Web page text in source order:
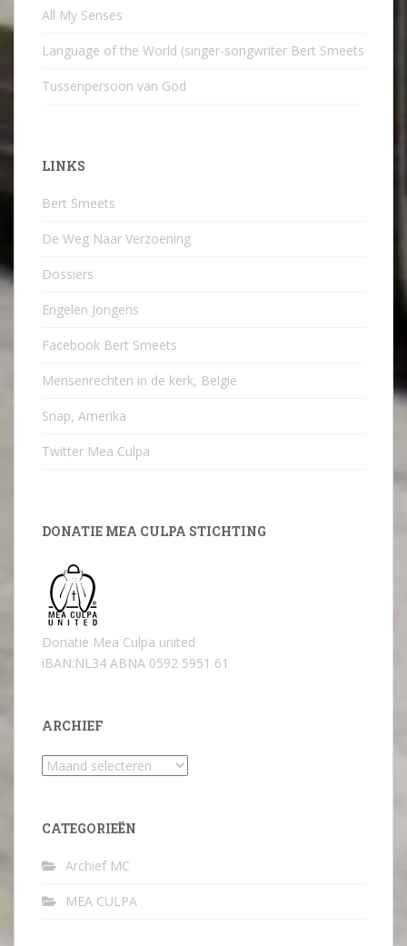
All My Senses
Language of the World (singer-songwriter Bert Smeets
Tussenpersoon van God
LINKS
Bert Smeets
De Weg Naar Verzoening
Dossiers
Engelen Jongens
Facebook Bert Smeets
Mensenrechten in de kerk, België
Snap, Amerika
Twitter Mea Culpa
DONATIE MEA CULPA STICHTING
Donatie Mea Culpa united
iBAN:NL34 ABNA 0592 5951 61
ARCHIEF
Archief
CATEGORIEËN
Archief MC
MEA CULPA